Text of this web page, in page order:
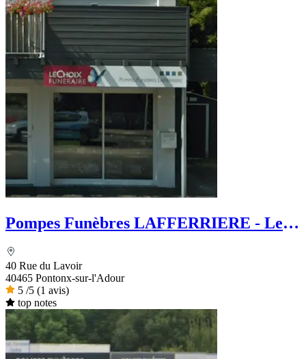
Pompes Funèbres LAFFERRIERE - Le
40 Rue du Lavoir
40465 Pontonx-sur-l'Adour
5 /5 (1 avis)
top notes